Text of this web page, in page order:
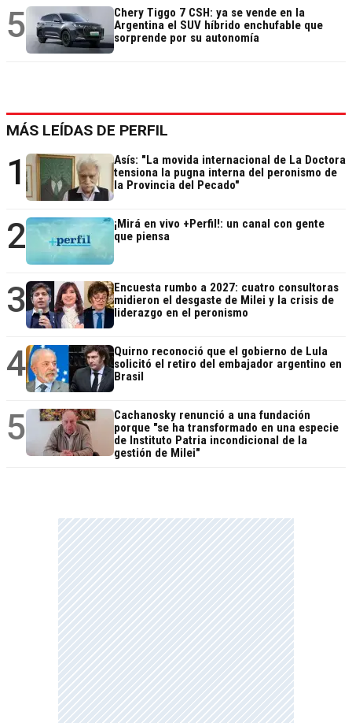
5
Chery Tiggo 7 CSH: ya se vende en la
Argentina el SUV híbrido enchufable que
sorprende por su autonomía
MÁS LEÍDAS DE PERFIL
1
Asís: "La movida internacional de La Doctora
tensiona la pugna interna del peronismo de
la Provincia del Pecado"
2
¡Mirá en vivo +Perfil!: un canal con gente
que piensa
3
Encuesta rumbo a 2027: cuatro consultoras
midieron el desgaste de Milei y la crisis de
liderazgo en el peronismo
4
Quirno reconoció que el gobierno de Lula
solicitó el retiro del embajador argentino en
Brasil
5
Cachanosky renunció a una fundación
porque "se ha transformado en una especie
de Instituto Patria incondicional de la
gestión de Milei"